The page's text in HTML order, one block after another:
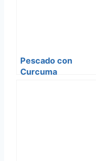
Pescado con
Curcuma